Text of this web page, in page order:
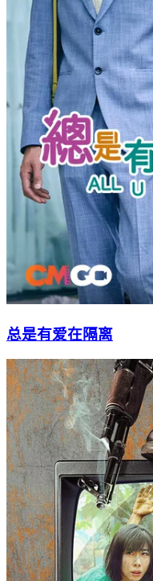
总是有爱在隔离